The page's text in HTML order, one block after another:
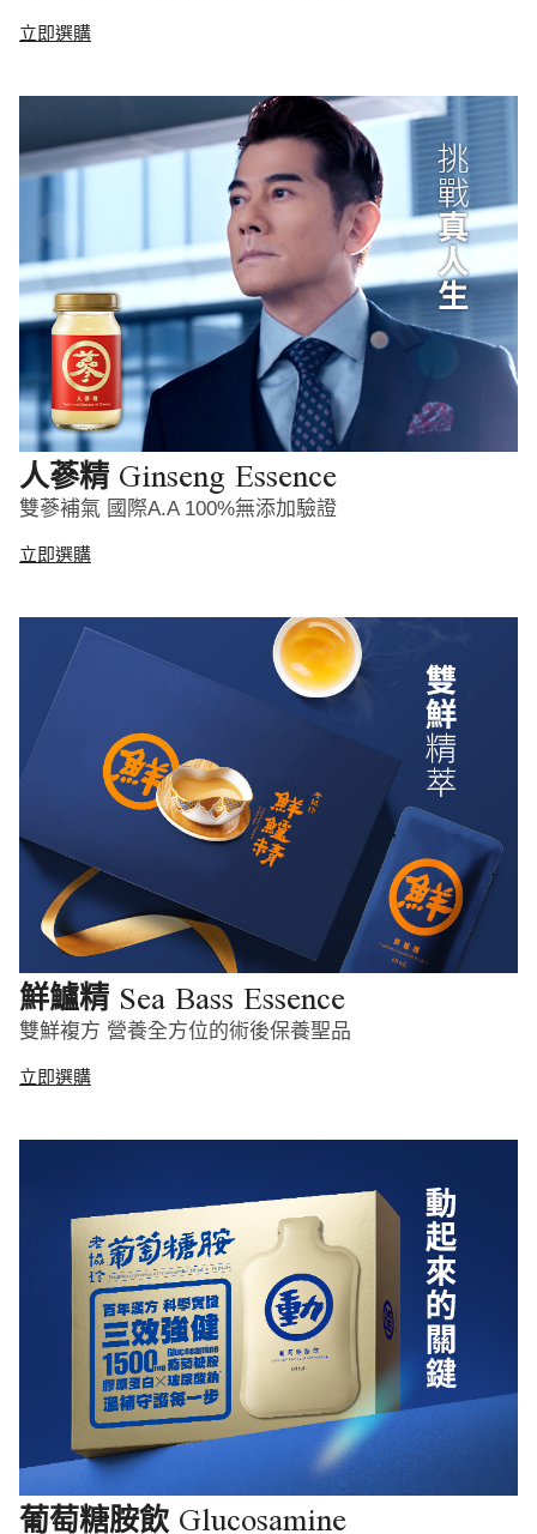
立即選購
人蔘精 Ginseng Essence
雙蔘補氣 國際A.A 100%無添加驗證
立即選購
鮮鱸精 Sea Bass Essence
雙鮮複方 營養全方位的術後保養聖品
立即選購
葡萄糖胺飲